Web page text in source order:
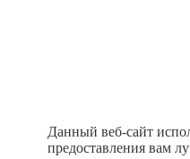
Данный веб-сайт
предоставления вам